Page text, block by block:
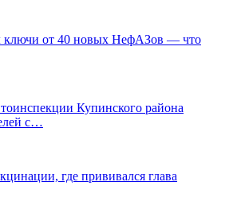
ключи от 40 новых НефАЗов — что
Купинского района
с…
где прививался глава